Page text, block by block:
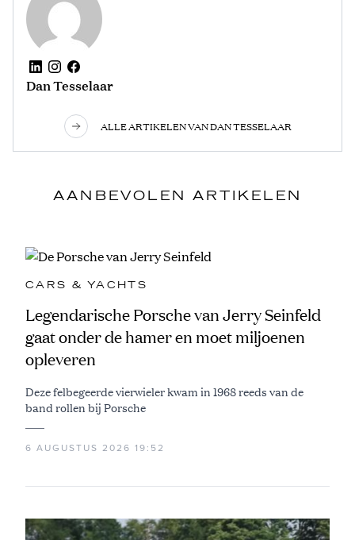
Dan Tesselaar
ALLE ARTIKELEN VAN DAN TESSELAAR
AANBEVOLEN ARTIKELEN
CARS & YACHTS
Legendarische Porsche van Jerry Seinfeld
gaat onder de hamer en moet miljoenen
opleveren
Deze felbegeerde vierwieler kwam in 1968 reeds van de
band rollen bij Porsche
6 AUGUSTUS 2026 19:52